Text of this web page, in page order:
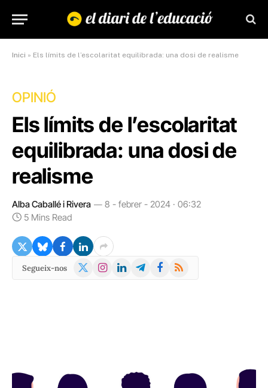
Inici » Els límits de l’escolaritat equilibrada: una dosi de realisme
OPINIÓ
Els límits de l’escolaritat
equilibrada: una dosi de
realisme
Alba Caballé i Rivera
8 - febrer - 2024 · 06:32
5 Mins Read
Segueix-nos
X
Instagram
LinkedInTelegramFacebook
RSS